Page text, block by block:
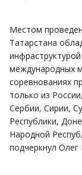
Местом
Татарстана
международных
соревнованиях
только из
Сербии, Сирии,
Республики,
Народной
подчеркнул